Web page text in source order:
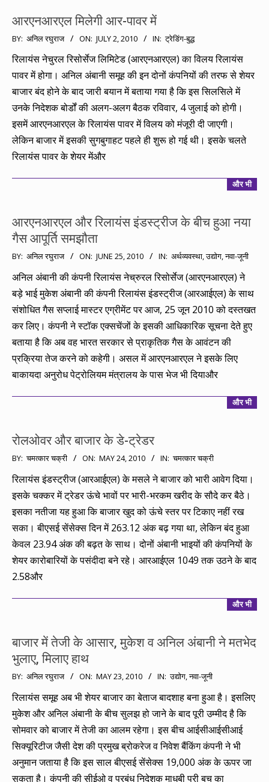
आरएनआरएल मिलेगी आर-पावर में
2010-
07-
BY: अनिल रघुराज ON: JULY 2, 2010 IN: ट्रेडिंग-बुद्ध
रिलायंस नेचुरल रिसोर्सेज लिमिटेड (आरएनआरएल) का विलय रिलायंस
पावर में होगा। अनिल अंबानी समूह की इन दोनों कंपनियों की तरफ से शेयर
बाजार बंद होने के बाद जारी बयान में बताया गया है कि इस सिलसिले में
उनके निदेशक बोर्डों की अलग-अलग बैठक रविवार, 4 जुलाई को होगी।
इसमें आरएनआरएल के रिलायंस पावर में विलय को मंजूरी दी जाएगी।
लेकिन बाजार में इसकी सुगबुगाहट पहले ही शुरू हो गई थी। इसके चलते
रिलायंस पावर के शेयर मेंऔर
और भी
आरएनआरएल और रिलायंस इंडस्ट्रीज के बीच हुआ नया
गैस आपूर्ति समझौता
2010-
06-
25
BY: अनिल रघुराज ON: JUNE 25, 2010 IN: अर्थव्यवस्था,उद्योग,नवा-जूनी
अनिल अंबानी की कंपनी रिलायंस नेच्रुरल रिसोर्सेज (आरएनआरएल) ने
बड़े भाई मुकेश अंबानी की कंपनी रिलायंस इंडस्ट्रीज (आरआईएल) के साथ
संशोधित गैस सप्लाई मास्टर एग्रीमेंट पर आज, 25 जून 2010 को दस्तखत
कर लिए। कंपनी ने स्टॉक एक्सचेंजों के इसकी आधिकारिक सूचना देते हुए
बताया है कि अब वह भारत सरकार से प्राकृतिक गैस के आवंटन की
प्रक्रिया तेज करने को कहेगी। असल में आरएनआरएल ने इसके लिए
बाकायदा अनुरोध पेट्रोलियम मंत्रालय के पास भेज भी दियाऔर
और भी
रोलओवर और बाजार के डे-ट्रेडर
2010-
05-
BY: चमत्कार चक्री ON: MAY 24, 2010 IN: चमत्कार चक्री
रिलायंस इंडस्ट्रीज (आरआईएल) के मसले ने बाजार को भारी आवेग दिया।
इसके चक्कर में ट्रेडर ऊंचे भावों पर भारी-भरकम खरीद के सौदे कर बैठे।
इसका नतीजा यह हुआ कि बाजार खुद को ऊंचे स्तर पर टिकाए नहीं रख
सका। बीएसई सेंसेक्स दिन में 263.12 अंक बढ़ गया था, लेकिन बंद हुआ
केवल 23.94 अंक की बढ़त के साथ। दोनों अंबानी भाइयों की कंपनियों के
शेयर कारोबारियों के पसंदीदा बने रहे। आरआईएल 1049 तक उठने के बाद
2.58और
और भी
बाजार में तेजी के आसार, मुकेश व अनिल अंबानी ने मतभेद
भुलाए, मिलाए हाथ
2010-
05-
23
BY: अनिल रघुराज ON: MAY 23, 2010 IN: उद्योग,नवा-जूनी
रिलायंस समूह अब भी शेयर बाजार का बेताज बादशाह बना हुआ है। इसलिए
मुकेश और अनिल अंबानी के बीच सुलझ हो जाने के बाद पूरी उम्मीद है कि
सोमवार को बाजार में तेजी का आलम रहेगा। इस बीच आईसीआईसीआई
सिक्यूरिटीज जैसी देश की प्रमुख ब्रोकरेज व निवेश बैंकिंग कंपनी ने भी
अनुमान जताया है कि इस साल बीएसई सेंसेक्स 19,000 अंक के ऊपर जा
सकता है। कंपनी की सीईओ व प्रबंध निदेशक माधबी पुरी बुच का